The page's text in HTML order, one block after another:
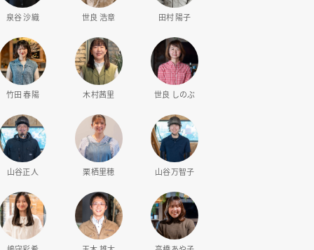
泉谷 沙織 世良 浩章 田村 陽子
竹田 春陽 木村茜里 世良 しのぶ
山谷正人 栗栖里穂 山谷万智子